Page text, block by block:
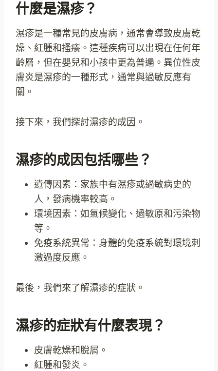
什麼是濕疹？
濕疹是一種常見的皮膚病，通常會導致皮膚乾
燥、紅腫和搔癢。這種疾病可以出現在任何年
齡層，但在嬰兒和小孩中更為普遍。異位性皮
膚炎是濕疹的一種形式，通常與過敏反應有
關。
接下來，我們探討濕疹的成因。
濕疹的成因包括哪些？
遺傳因素：家族中有濕疹或過敏病史的
人，發病機率較高。
環境因素：如氣候變化、過敏原和污染物
等。
免疫系統異常：身體的免疫系統對環境刺
激過度反應。
最後，我們來了解濕疹的症狀。
濕疹的症狀有什麼表現？
皮膚乾燥和脫屑。
紅腫和發炎。